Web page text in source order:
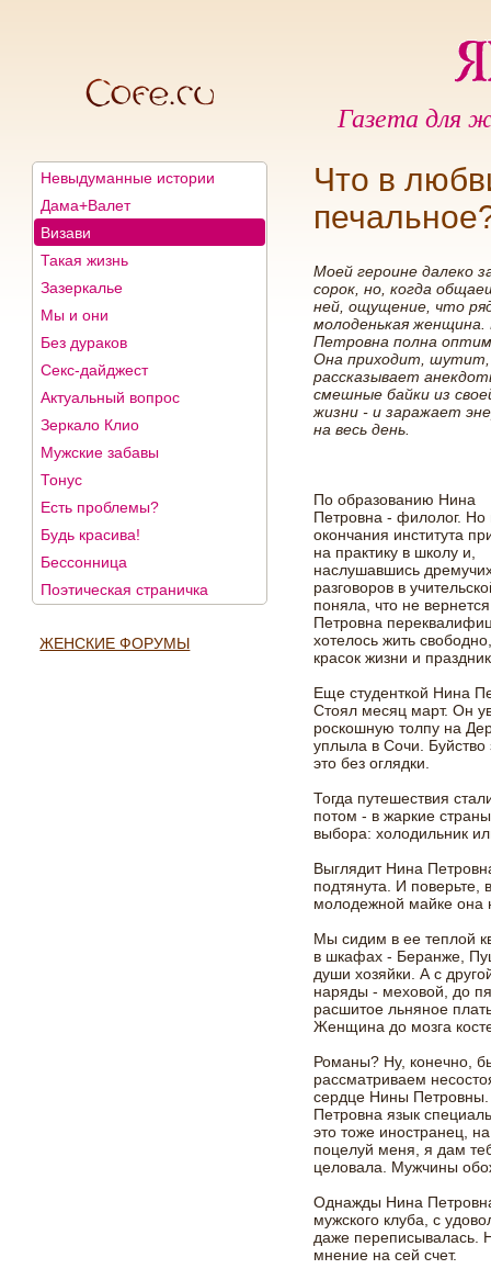
Газета для
Невыдуманные истории
Дама+Валет
Визави
Такая жизнь
Зазеркалье
Мы и они
Без дураков
Секс-дайджест
Актуальный вопрос
Зеркало Клио
Мужские забавы
Тонус
Есть проблемы?
Будь красива!
Бессонница
Поэтическая страничка
ЖЕНСКИЕ ФОРУМЫ
Что в
Моей героине далеко
сорок, но, когда
ней, ощущение, что
молоденькая женщина.
Петровна полна
Она приходит, шутит,
рассказывает
смешные байки из
жизни - и заражает
на весь день.
По образованию Нина
Петровна - филолог. Но
окончания института
на практику в школу и,
наслушавшись
разговоров в
поняла, что не
Петровна
хотелось жить
красок жизни и
Еще студенткой Нина
Стоял месяц март. Он
роскошную толпу на
уплыла в Сочи.
это без оглядки.
Тогда путешествия
потом - в жаркие
выбора: холодильник
Выглядит Нина
подтянута. И
молодежной майке она
Мы сидим в ее теплой
в шкафах - Беранже,
души хозяйки. А с
наряды - меховой, до
расшитое льняное
Женщина до мозга
Романы? Ну, конечно,
рассматриваем
сердце Нины
Петровна язык
это тоже иностранец,
поцелуй меня, я дам
целовала. Мужчины
Однажды Нина Петровна
мужского клуба, с
даже переписывалась.
мнение на сей счет.